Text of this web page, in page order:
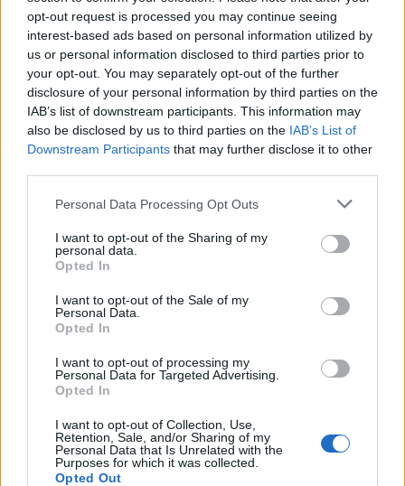
opt-out request is processed you may continue seeing
interest-based ads based on personal information utilized by
us or personal information disclosed to third parties prior to
your opt-out. You may separately opt-out of the further
disclosure of your personal information by third parties on the
IAB’s list of downstream participants. This information may
also be disclosed by us to third parties on the IAB’s List of
Downstream Participants that may further disclose it to other
Personal Data Processing Opt Outs
I want to opt-out of the Sharing of my
personal data.
Opted In
I want to opt-out of the Sale of my
Personal Data.
Opted In
I want to opt-out of processing my
Personal Data for Targeted Advertising.
Opted In
I want to opt-out of Collection, Use,
Retention, Sale, and/or Sharing of my
Personal Data that Is Unrelated with the
Purposes for which it was collected.
Opted Out
healthstories
Δείτε Ακόμη
Γαλλία – Η τοξίνη κερεουλίδη
εντοπίστηκε σε βρέφος από βρεφικό
γάλα...